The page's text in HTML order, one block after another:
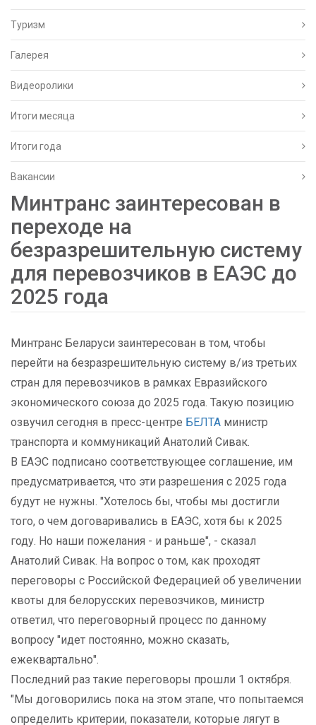
Туризм
Галерея
Видеоролики
Итоги месяца
Итоги года
Вакансии
Минтранс заинтересован в
переходе на
безразрешительную систему
для перевозчиков в ЕАЭС до
2025 года
Минтранс Беларуси заинтересован в том, чтобы
перейти на безразрешительную систему в/из третьих
стран для перевозчиков в рамках Евразийского
экономического союза до 2025 года. Такую позицию
озвучил сегодня в пресс-центре БЕЛТА министр
транспорта и коммуникаций Анатолий Сивак.
В ЕАЭС подписано соответствующее соглашение, им
предусматривается, что эти разрешения с 2025 года
будут не нужны. "Хотелось бы, чтобы мы достигли
того, о чем договаривались в ЕАЭС, хотя бы к 2025
году. Но наши пожелания - и раньше", - сказал
Анатолий Сивак. На вопрос о том, как проходят
переговоры с Российской Федерацией об увеличении
квоты для белорусских перевозчиков, министр
ответил, что переговорный процесс по данному
вопросу "идет постоянно, можно сказать,
ежеквартально".
Последний раз такие переговоры прошли 1 октября.
"Мы договорились пока на этом этапе, что попытаемся
определить критерии, показатели, которые лягут в